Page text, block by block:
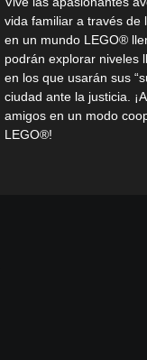
vida familiar a través de
en un mundo LEGO®
podrán explorar niveles
en los que usarán sus
ciudad ante la justicia.
amigos en un modo
LEGO®!